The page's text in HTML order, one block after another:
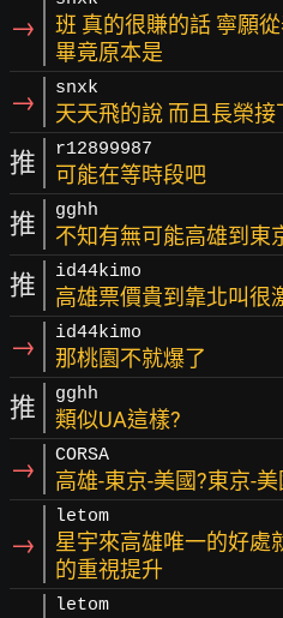
→
班 真的很賺的話 寧願
畢竟原本是
→ snxk
天天飛的說 而且長榮
推 r12899987
可能在等時段吧
推 gghh
不知有無可能高雄到東
推 id44kimo
高雄票價貴到靠北叫很
→ id44kimo
那桃園不就爆了
推 gghh
類似UA這樣?
→ CORSA
高雄-東京-美國?東京-
→
letom
星宇來高雄唯一的好處
的重視提升
letom